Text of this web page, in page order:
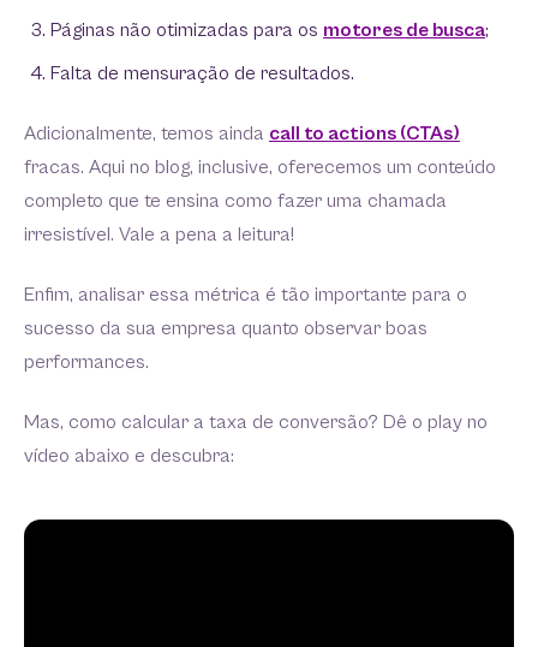
Páginas não otimizadas para os motores de busca;
Falta de mensuração de resultados.
Adicionalmente, temos ainda call to actions (CTAs)
fracas. Aqui no blog, inclusive, oferecemos um conteúdo
completo que te ensina como fazer uma chamada
irresistível. Vale a pena a leitura!
Enfim, analisar essa métrica é tão importante para o
sucesso da sua empresa quanto observar boas
performances.
Mas, como calcular a taxa de conversão? Dê o play no
vídeo abaixo e descubra: